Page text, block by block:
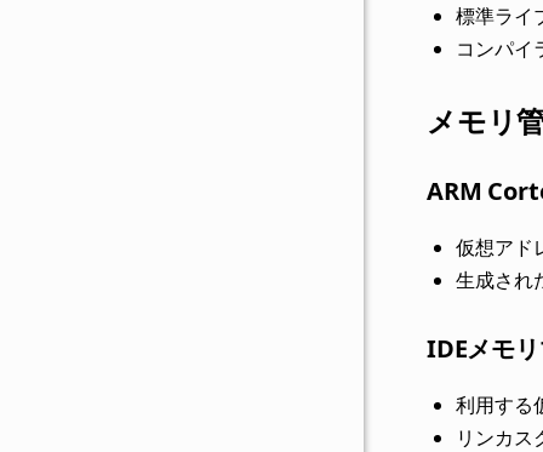
標準ライ
コンパイ
メモリ
ARM
仮想アド
生成され
IDEメモ
利用する
リンカス